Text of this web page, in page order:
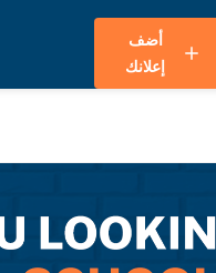
أضف
إعلانك